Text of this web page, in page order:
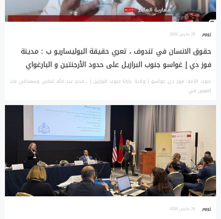
زووم 29 مارس 2026
حقوق الانسان في تندوف ، تعري حقيقة البوليساريو ب : مدينة
فوز دي إ غواسو جنوب البرازيل على حدود الأرجنتين و البارغواي
صوت الأمة: فوز دي غواسو ( ولاية بارانا جنوب البرازيل ) ـ قدم عبد الله لماني وسعداني ماء
العينين في
زووم 26 مارس 2026